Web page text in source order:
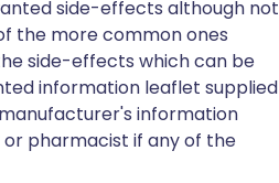
side-effects although not
the more common ones
side-effects which can be
information leaflet supplied
information
pharmacist if any of the